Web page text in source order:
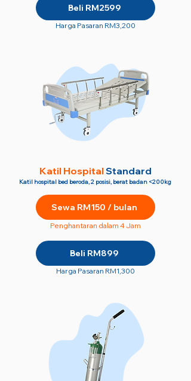
Beli RM2599
Harga Pasaran RM3,200
Katil HospitalStandard
Katil hospital bed beroda, 2 posisi, berat badan <200kg
Sewa RM150 / bulan
Penghantaran dalam 4 Jam
Beli RM899
Harga Pasaran RM1,300